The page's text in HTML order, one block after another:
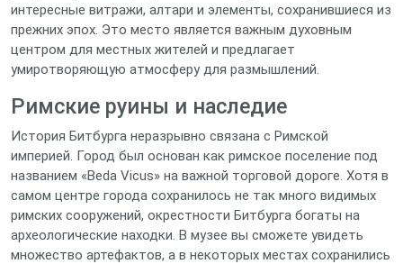
интересные витражи, алтари и элементы, сохранившиеся из
прежних эпох. Это место является важным духовным
центром для местных жителей и предлагает
умиротворяющую атмосферу для размышлений.
Римские руины и наследие
История Битбурга неразрывно связана с Римской
империей. Город был основан как римское поселение под
названием «Beda Vicus» на важной торговой дороге. Хотя в
самом центре города сохранилось не так много видимых
римских сооружений, окрестности Битбурга богаты на
археологические находки. В музее вы сможете увидеть
множество артефактов, а в некоторых местах сохранились